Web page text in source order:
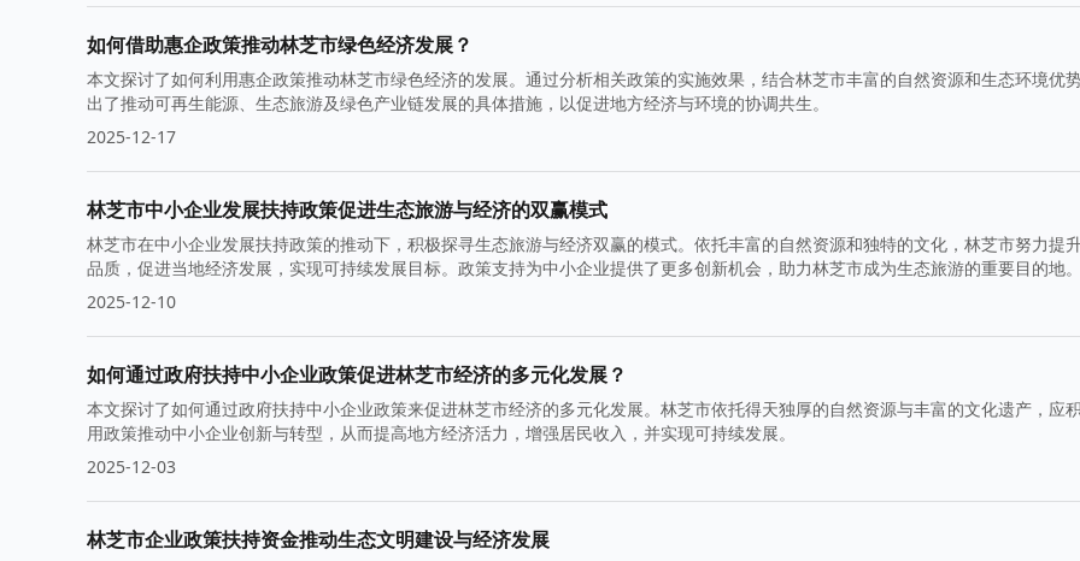
如何借助惠企政策推动林芝市绿色经济发展？
本文探讨了如何利用惠企政策推动林芝市绿色经济的发展。通过分析相关政策的实施效果，结合林芝市丰富的自然资源和生态环境优
出了推动可再生能源、生态旅游及绿色产业链发展的具体措施，以促进地方经济与环境的协调共生。
2025-12-17
林芝市中小企业发展扶持政策促进生态旅游与经济的双赢模式
林芝市在中小企业发展扶持政策的推动下，积极探寻生态旅游与经济双赢的模式。依托丰富的自然资源和独特的文化，林芝市努力提
品质，促进当地经济发展，实现可持续发展目标。政策支持为中小企业提供了更多创新机会，助力林芝市成为生态旅游的重要目的地。
2025-12-10
如何通过政府扶持中小企业政策促进林芝市经济的多元化发展？
本文探讨了如何通过政府扶持中小企业政策来促进林芝市经济的多元化发展。林芝市依托得天独厚的自然资源与丰富的文化遗产，应
用政策推动中小企业创新与转型，从而提高地方经济活力，增强居民收入，并实现可持续发展。
2025-12-03
林芝市企业政策扶持资金推动生态文明建设与经济发展